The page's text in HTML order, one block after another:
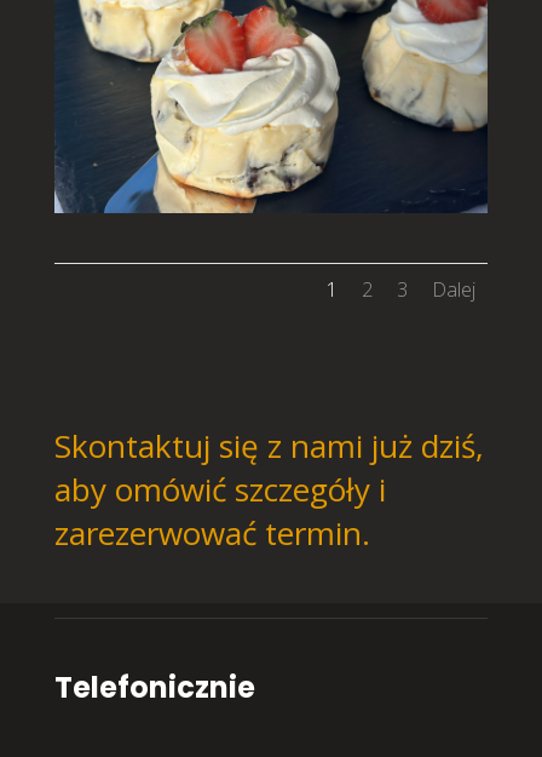
1 2 3 Dalej
Skontaktuj się z nami już dziś,
aby omówić szczegóły i
zarezerwować termin.
Telefonicznie